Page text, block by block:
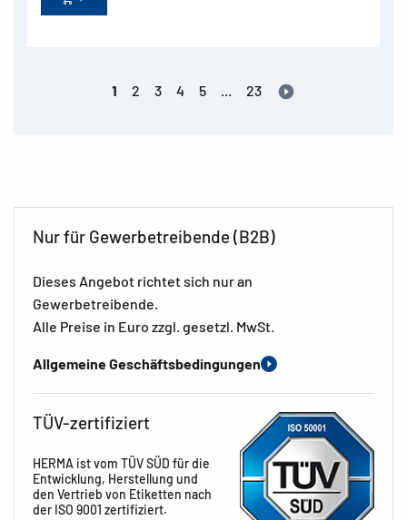
1 2 3 4 5 ... 23
Nur für Gewerbetreibende (B2B)
Dieses Angebot richtet sich nur an
Gewerbetreibende.
Alle Preise in Euro zzgl. gesetzl. MwSt.
Allgemeine Geschäftsbedingungen
TÜV-zertifiziert
HERMA ist vom TÜV SÜD für die
Entwicklung, Herstellung und
den Vertrieb von Etiketten nach
der ISO 9001 zertifiziert.